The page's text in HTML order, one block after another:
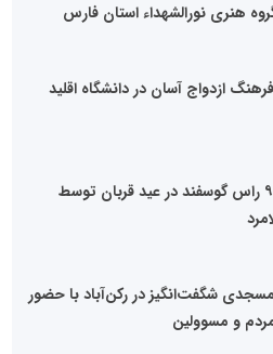
هنری نورالشهداء استان فارس
ازدواج آسان در دانشگاه اقلید
قربانی ۹ راس گوسفند در عید قربان توسط
مسجدی شگفت‌انگیز در رکن‌آباد با حضور
و مسوولین